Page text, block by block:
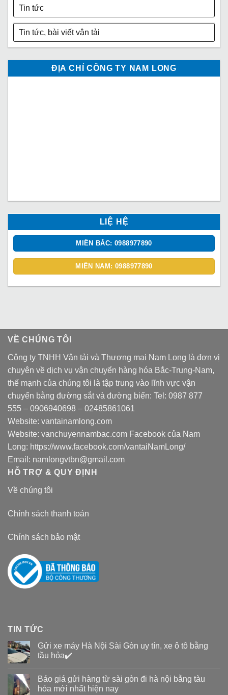
Tin tức
Tin tức, bài viết vận tải
ĐỊA CHỈ CÔNG TY NAM LONG
LIỆ HỆ
MIỀN BẮC: 0988977890
MIỀN NAM: 0988977890
VỀ CHÚNG TÔI
Công ty TNHH Vận tải và Thương mại Nam Long là đơn vị
chuyên về dịch vụ vận chuyển hàng hóa Bắc-Trung-Nam,
thế mạnh của chúng tôi là tập trung vào lĩnh vực vận
chuyển bằng đường sắt và đường biển: Tel: 0987 877
555 – 0906940698 – 02485861061
Website: vantainamlong.com
Website: vanchuyennambac.com Facebook của Nam
Long: https://www.facebook.com/vantaiNamLong/
Email: namlongvtbn@gmail.com
HỖ TRỢ & QUY ĐỊNH
Về chúng tôi
Chính sách thanh toán
Chính sách bảo mật
TIN TỨC
Gửi xe máy Hà Nội Sài Gòn uy tín, xe ô tô bằng
tầu hỏa✔️
Báo giá gửi hàng từ sài gòn đi hà nội bằng tàu
hỏa mới nhất hiện nay